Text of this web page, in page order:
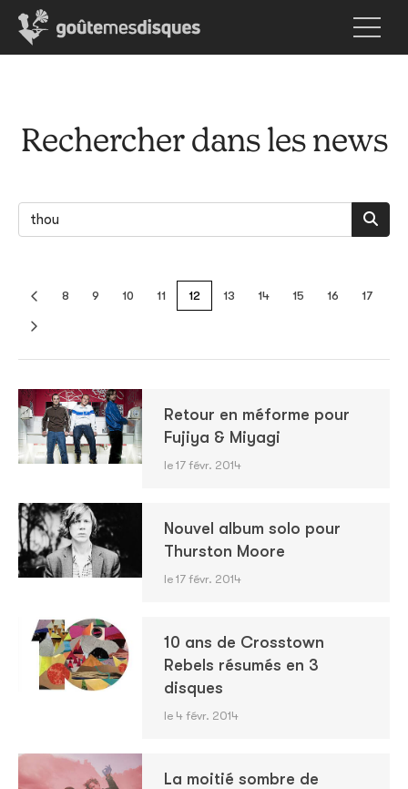
Rechercher dans les news
8 9 10 11 12 13 14 15 16 17
Retour en méforme pour
Fujiya & Miyagi
le 17 févr. 2014
Nouvel album solo pour
Thurston Moore
le 17 févr. 2014
10 ans de Crosstown
Rebels résumés en 3
disques
le 4 févr. 2014
La moitié sombre de